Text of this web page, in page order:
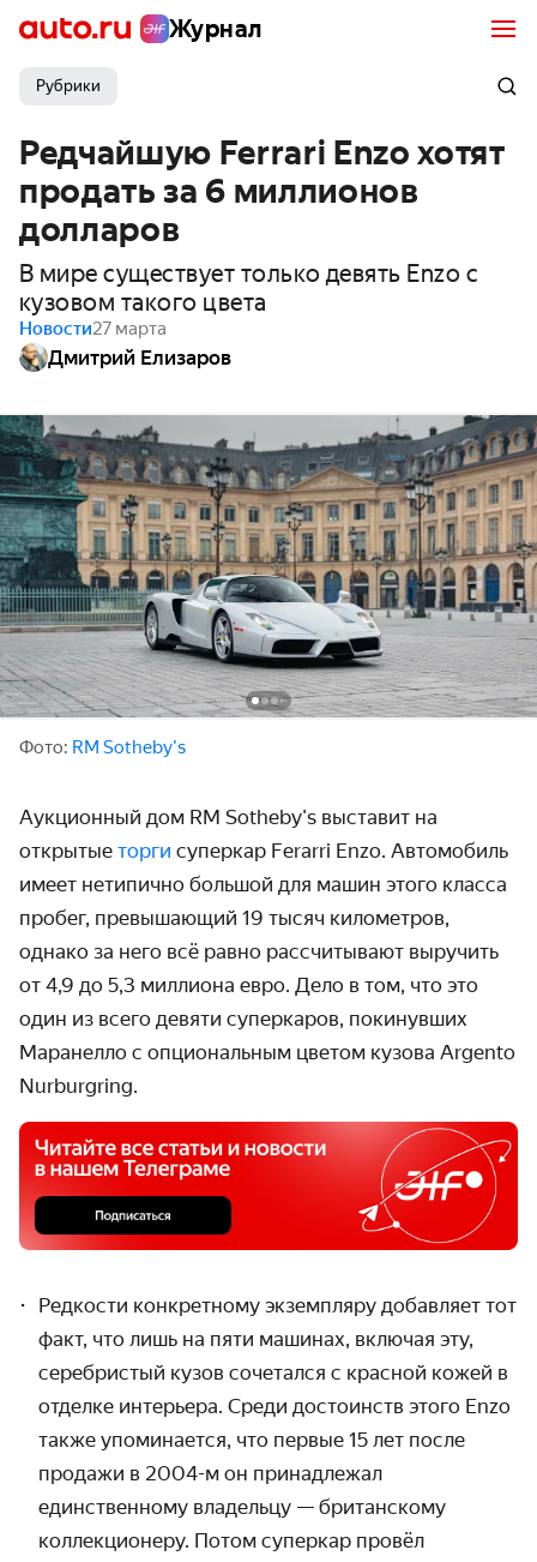
Журнал
Рубрики
Редчайшую Ferrari Enzo хотят
продать за 6 миллионов
долларов
В мире существует только девять Enzo с
кузовом такого цвета
Новости27 марта
Дмитрий Елизаров
Фото: RM Sotheby's
Аукционный дом RM Sotheby's выставит на
открытые торги суперкар Ferarri Enzo. Автомобиль
имеет нетипично большой для машин этого класса
пробег, превышающий 19 тысяч километров,
однако за него всё равно рассчитывают выручить
от 4,9 до 5,3 миллиона евро. Дело в том, что это
один из всего девяти суперкаров, покинувших
Маранелло с опциональным цветом кузова Argento
Nurburgring.
Редкости конкретному экземпляру добавляет тот
факт, что лишь на пяти машинах, включая эту,
серебристый кузов сочетался с красной кожей в
отделке интерьера. Среди достоинств этого Enzo
также упоминается, что первые 15 лет после
продажи в 2004-м он принадлежал
единственному владельцу — британскому
коллекционеру. Потом суперкар провёл